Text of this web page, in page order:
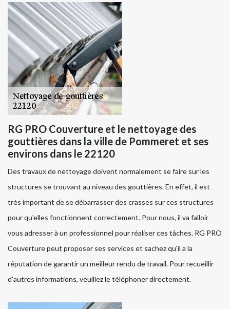
RG PRO Couverture et le nettoyage des
gouttières dans la ville de Pommeret et ses
environs dans le 22120
Des travaux de nettoyage doivent normalement se faire sur les
structures se trouvant au niveau des gouttières. En effet, il est
très important de se débarrasser des crasses sur ces structures
pour qu'elles fonctionnent correctement. Pour nous, il va falloir
vous adresser à un professionnel pour réaliser ces tâches. RG PRO
Couverture peut proposer ses services et sachez qu'il a la
réputation de garantir un meilleur rendu de travail. Pour recueillir
d'autres informations, veuillez le téléphoner directement.